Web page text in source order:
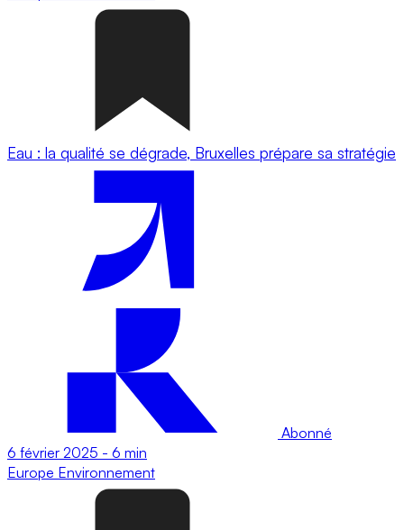
Eau : la qualité se dégrade, Bruxelles prépare sa stratégie
Abonné
6 février 2025 - 6 min
Europe Environnement